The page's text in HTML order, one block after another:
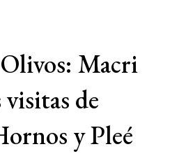
Macri
de
y Pleé